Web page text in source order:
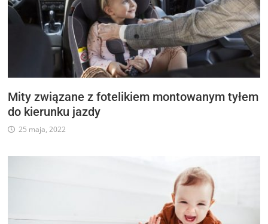
Mity związane z fotelikiem montowanym tyłem
do kierunku jazdy
25 maja, 2022